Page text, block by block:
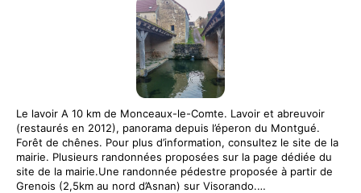
Le lavoir A 10 km de Monceaux-le-Comte. Lavoir et abreuvoir
(restaurés en 2012), panorama depuis l’éperon du Montgué.
Forêt de chênes. Pour plus d’information, consultez le site de la
mairie. Plusieurs randonnées proposées sur la page dédiée du
site de la mairie.Une randonnée pédestre proposée à partir de
Grenois (2,5km au nord d’Asnan) sur Visorando.…